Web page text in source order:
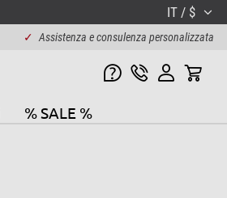
IT / $
✓ Assistenza e consulenza personalizzata
% SALE %